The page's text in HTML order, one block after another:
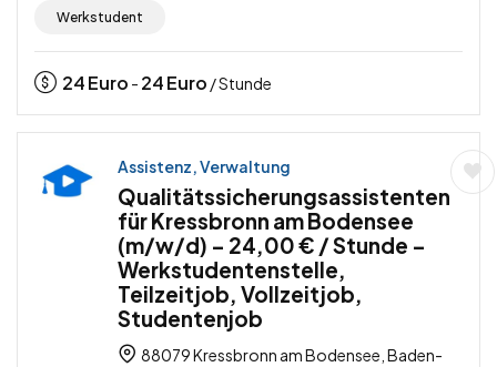
Werkstudent
24Euro - 24Euro / Stunde
Assistenz, Verwaltung
Qualitätssicherungsassistenten
für Kressbronn am Bodensee
(m/w/d) – 24,00 € / Stunde –
Werkstudentenstelle,
Teilzeitjob, Vollzeitjob,
Studentenjob
88079 Kressbronn am Bodensee, Baden-